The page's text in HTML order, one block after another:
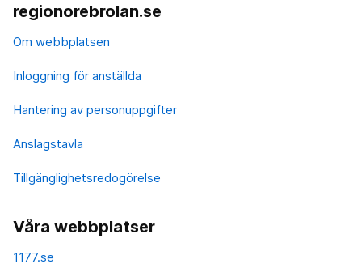
regionorebrolan.se
Om webbplatsen
Inloggning för anställda
Hantering av personuppgifter
Anslagstavla
Tillgänglighetsredogörelse
Våra webbplatser
1177.se